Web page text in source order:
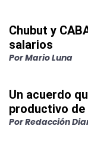
Chubut y
salarios
PorMario Luna
Un acuerdo
productivo de
PorRedacción